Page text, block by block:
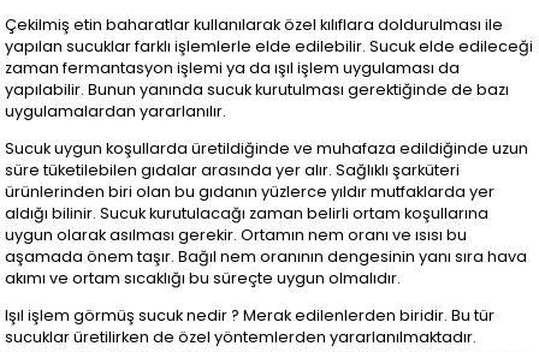
Çekilmiş etin baharatlar kullanılarak özel kılıflara doldurulması ile
yapılan sucuklar farklı işlemlerle elde edilebilir. Sucuk elde edileceği
zaman fermantasyon işlemi ya da ışıl işlem uygulaması da
yapılabilir. Bunun yanında sucuk kurutulması gerektiğinde de bazı
uygulamalardan yararlanılır.
Sucuk uygun koşullarda üretildiğinde ve muhafaza edildiğinde uzun
süre tüketilebilen gıdalar arasında yer alır. Sağlıklı şarküteri
ürünlerinden biri olan bu gıdanın yüzlerce yıldır mutfaklarda yer
aldığı bilinir. Sucuk kurutulacağı zaman belirli ortam koşullarına
uygun olarak asılması gerekir. Ortamın nem oranı ve ısısı bu
aşamada önem taşır. Bağıl nem oranının dengesinin yanı sıra hava
akımı ve ortam sıcaklığı bu süreçte uygun olmalıdır.
Işıl işlem görmüş sucuk nedir ? Merak edilenlerden biridir. Bu tür
sucuklar üretilirken de özel yöntemlerden yararlanılmaktadır.